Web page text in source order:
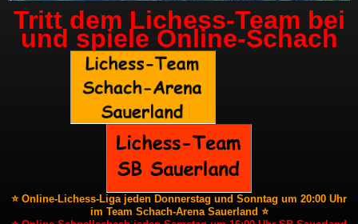
Tritt dem Lichess-Team bei
und spiele Online-Schach
⭐ Online-Lichess-Liga jeden Donnerstag und Sonntag um 20:00 Uhr
im Team Schach-Arena Sauerland ⭐